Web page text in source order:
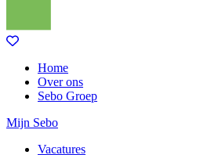
Home
Over ons
Sebo Groep
Mijn Sebo
Vacatures